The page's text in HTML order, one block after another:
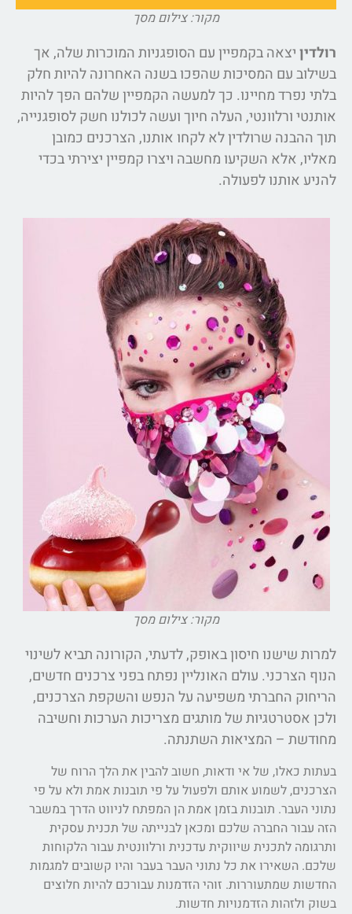
מקור: צילום מסך
רולדיןיצאה בקמפיין עם הסופגניות המוכרות שלה, אך
בשילוב עם המסיכות שהפכו בשנה האחרונה להיות חלק
בלתי נפרד מחיינו. כך למעשה הקמפיין שלהם הפך להיות
אותנטי ורלוונטי, העלה חיוך ועשה לכולנו חשק לסופגנייה,
תוך ההבנה שרולדין לא לקחו אותנו, הצרכנים כמובן
מאליו, אלא השקיעו מחשבה ויצרו קמפיין יצירתי בכדי
להניע אותנו לפעולה.
מקור: צילום מסך
למרות שישנו חיסון באופק, לדעתי, הקורונה תביא לשינוי
הנוף הצרכני. עולם האונליין נפתח בפני צרכנים חדשים,
הריחוק החברתי משפיעה על הנפש והשקפת הצרכנים,
ולכן אסטרטגיות של מותגים מצריכות הערכות וחשיבה
מחודשת – המציאות השתנתה.
בעתות כאלו, של אי ודאות, חשוב להבין את הלך הרוח של
הצרכנים, לשמוע אותם ולפעול על פי תובנות אמת ולא על פי
נתוני העבר. תובנות בזמן אמת הן המפתח לניווט הדרך במשבר
הזה עבור החברה שלכם ומכאן לבנייתה של תכנית עסקית
ותרגומה לתכנית שיווקית עדכנית ורלוונטית עבור הלקוחות
שלכם. השאירו את כל נתוני העבר בעבר והיו קשובים למגמות
החדשות שמתעוררות. זוהי הזדמנות עבורכם להיות חלוצים
בשוק ולזהות הזדמנויות חדשות.